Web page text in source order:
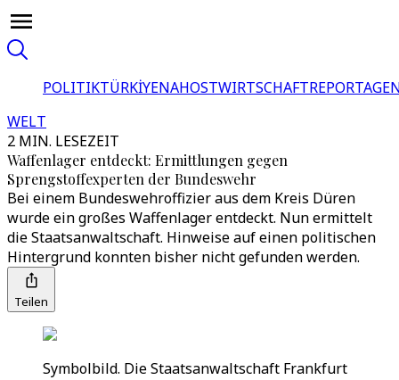
POLITIKTÜRKİYENAHOSTWIRTSCHAFT
WELT
2 MIN. LESEZEIT
Waffenlager entdeckt: Ermittlungen gegen
Sprengstoffexperten der Bundeswehr
Bei einem Bundeswehroffizier aus dem Kreis Düren
wurde ein großes Waffenlager entdeckt. Nun ermittelt
die Staatsanwaltschaft. Hinweise auf einen politischen
Hintergrund konnten bisher nicht gefunden werden.
Teilen
Symbolbild. Die Staatsanwaltschaft Frankfurt